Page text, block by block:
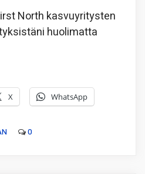
North kasvuyritysten
huolimatta
X WhatsApp
0